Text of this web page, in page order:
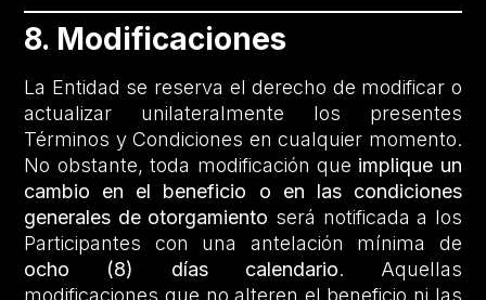
8. Modificaciones
La Entidad se reserva el derecho de modificar o
actualizar unilateralmente los presentes
Términos y Condiciones en cualquier momento.
No obstante, toda modificación que implique un
cambio en el beneficio o en las condiciones
generales de otorgamiento será notificada a los
Participantes con una antelación mínima de
ocho (8) días calendario. Aquellas
modificaciones que no alteren el beneficio ni las